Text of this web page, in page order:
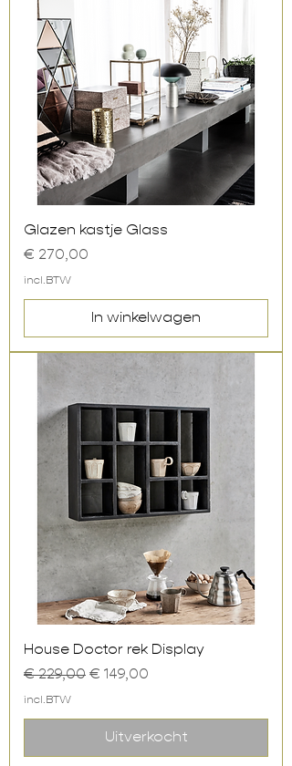
Glazen kastje Glass
Prijs
€ 270,00
incl.BTW
In winkelwagen
House Doctor rek Display
Normale prijs
€ 229,00 Verkoopprijs
€ 149,00
incl.BTW
Uitverkocht